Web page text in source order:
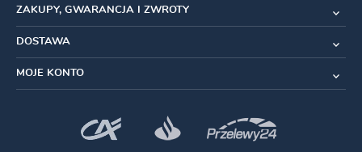
Model: Rambler
Wersja:
Przeznaczenie
Rodzaj:Zwijana
ZAKUPY, GWARANCJA I ZWROTY
DOSTAWA
MOJE KONTO